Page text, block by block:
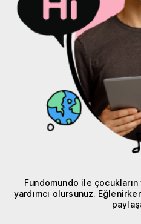
Fundomundo ile
yardımcı olursunuz.